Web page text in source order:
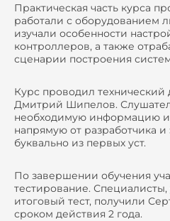
Практическая часть курса
работали с оборудованием
изучали особенности
контроллеров, а также
сценарии построения
Курс проводил
Дмитрий Шипелов.
необходимую информацию и
напрямую от разработчика
буквально из первых уст.
По завершении обучения
тестирование.
итоговый тест, получили
сроком действия 2 года.